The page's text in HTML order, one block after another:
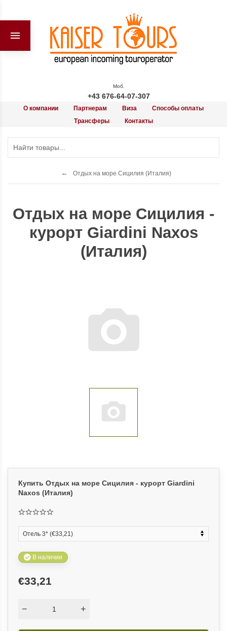
Моб.
+43 676-64-07-307
О компании Партнерам Виза
Способы оплаты
Трансферы
Контакты
Отдых на море Сицилия (Италия)
Отдых на море Сицилия -
курорт Giardini Naxos
(Италия)
Купить Отдых на море Сицилия - курорт Giardini
Naxos (Италия)
В наличии
€33,21